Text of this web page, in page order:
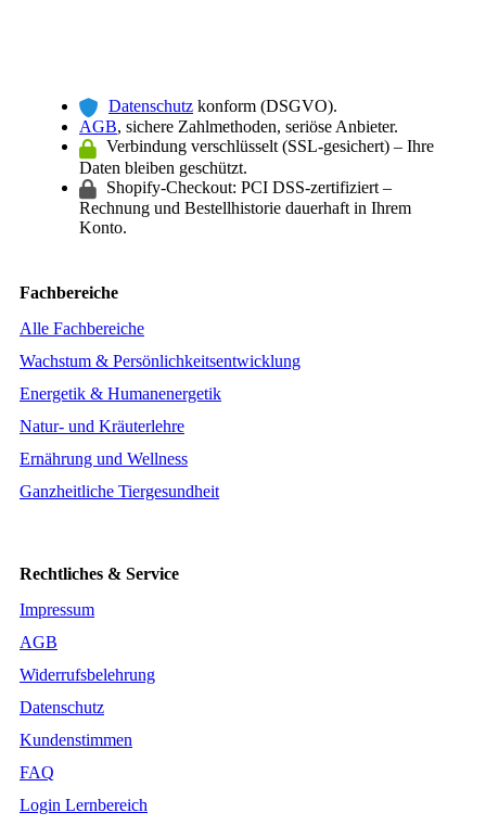
Datenschutz konform (DSGVO).
AGB, sichere Zahlmethoden, seriöse Anbieter.
Verbindung verschlüsselt (SSL-gesichert) – Ihre
Daten bleiben geschützt.
Shopify-Checkout: PCI DSS-zertifiziert –
Rechnung und Bestellhistorie dauerhaft in Ihrem
Konto.
Fachbereiche
Alle Fachbereiche
Wachstum & Persönlichkeitsentwicklung
Energetik & Humanenergetik
Natur- und Kräuterlehre
Ernährung und Wellness
Ganzheitliche Tiergesundheit
Rechtliches & Service
Impressum
AGB
Widerrufsbelehrung
Datenschutz
Kundenstimmen
FAQ
Login Lernbereich